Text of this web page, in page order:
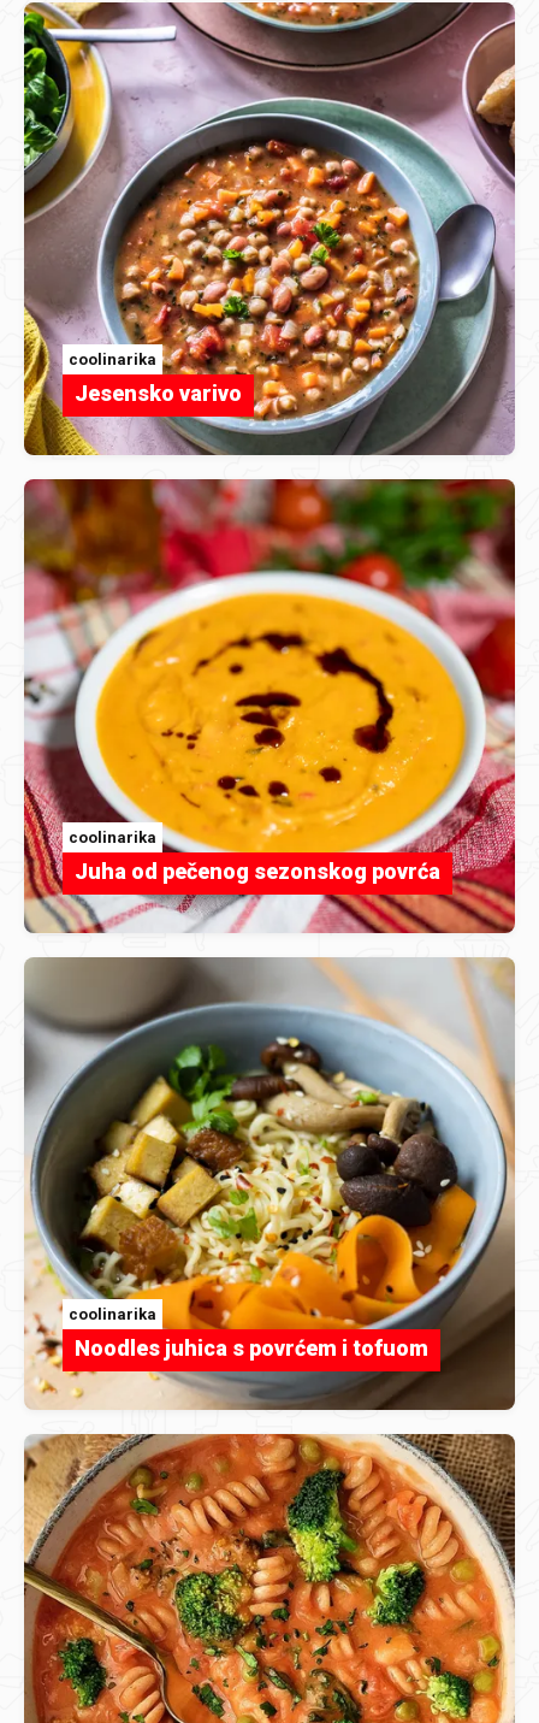
coolinarika
Jesensko varivo
coolinarika
Juha od pečenog sezonskog povrća
coolinarika
Noodles juhica s povrćem i tofuom